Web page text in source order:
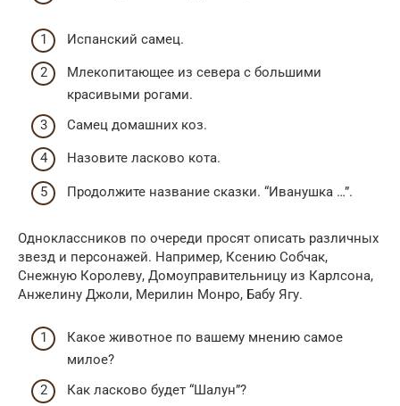
Испанский самец.
Млекопитающее из севера с большими
красивыми рогами.
Самец домашних коз.
Назовите ласково кота.
Продолжите название сказки. “Иванушка …”.
Одноклассников по очереди просят описать различных
звезд и персонажей. Например, Ксению Собчак,
Снежную Королеву, Домоуправительницу из Карлсона,
Анжелину Джоли, Мерилин Монро, Бабу Ягу.
Какое животное по вашему мнению самое
милое?
Как ласково будет “Шалун”?